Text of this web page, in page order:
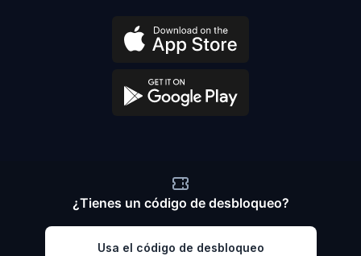
¿Tienes un código de desbloqueo?
Usa el código de desbloqueo